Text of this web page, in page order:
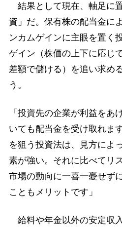
結果として現在、軸足に
資」だ。保有株の配当金に
ンカムゲインに主眼を置く
ゲイン（株価の上下に応じ
差額で儲ける）を追い求め
う。
「投資先の企業が利益をあ
いても配当金を受け取れま
を狙う投資法は、見方によ
素が強い。それに比べてリ
市場の動向に一喜一憂せず
こともメリットです」
給料や年金以外の安定収